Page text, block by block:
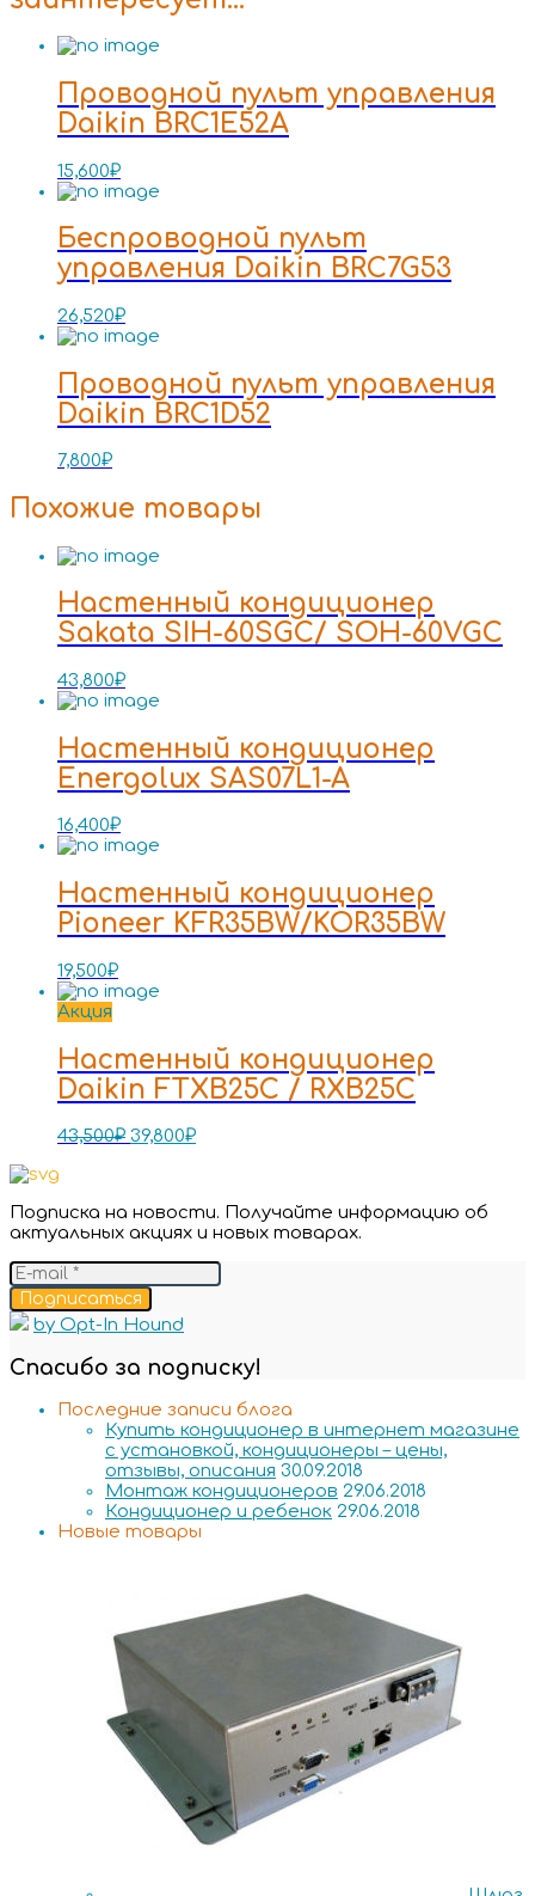
Проводной пульт управления
Daikin BRC1E52A
15,600₽
Беспроводной пульт
управления Daikin BRC7G53
26,520₽
Проводной пульт управления
Daikin BRC1D52
7,800₽
Похожие товары
Настенный кондиционер
Sakata SIH-60SGC/ SOH-60VGC
43,800₽
Настенный кондиционер
Energolux SAS07L1-A
16,400₽
Настенный кондиционер
Pioneer KFR35BW/KOR35BW
19,500₽
Акция
Настенный кондиционер
Daikin FTXB25C / RXB25C
43,500₽ 39,800₽
Подписка на новости. Получайте информацию об
актуальных акциях и новых товарах.
Подписаться
by Opt-In Hound
Спасибо за подписку!
Последние записи блога
Купить кондиционер в интернет магазине
с установкой, кондиционеры – цены,
отзывы, описания 30.09.2018
Монтаж кондиционеров 29.06.2018
Кондиционер и ребенок 29.06.2018
Новые товары